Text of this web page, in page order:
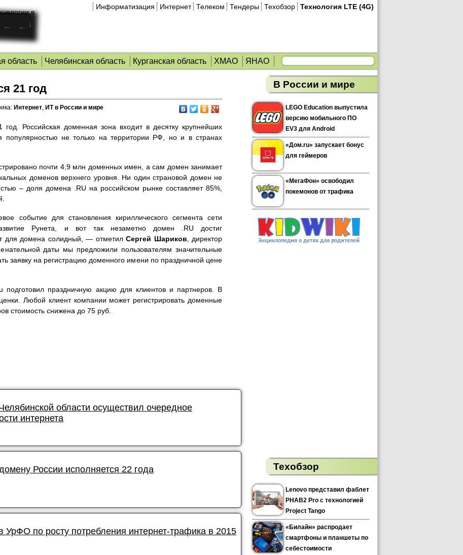
Информатизация Интернет Телеком Тендеры Техобзор Технология LTE (4G)
область Челябинская область Курганская область ХМАО ЯНАО
21 год
Интернет, ИТ в России и мире
Российская доменная зона входит в десятку крупнейших
популярностью не только на территории РФ, но и в странах
почти 4,9 млн доменных имен, а сам домен занимает
доменов верхнего уровня. Ни один страновой домен не
– доля домена .RU на российском рынке составляет 85%,
событие для становления кириллического сегмента сети
Рунета, и вот так незаметно домен .RU достиг
для домена солидный, — отметил Сергей Шариков , директор
даты мы предложили пользователям значительные
заявку на регистрацию доменного имени по праздничной цене
подготовил праздничную акцию для клиентов и партнеров. В
Любой клиент компании может регистрировать доменные
стоимость снижена до 75 руб.
области осуществил очередное
интернета
России исполняется 22 года
УрФО по росту потребления интернет-трафика в 2015
В России и мире
LEGO Education выпустила
версию мобильного ПО
EV3 для Android
«Дом.ru» запускает бонус
для геймеров
«МегаФон» освободил
покемонов от трафика
Техобзор
Lenovo представил фаблет
PHAB2 Pro с технологией
Project Tango
«Билайн» распродает
смартфоны и планшеты по
себестоимости